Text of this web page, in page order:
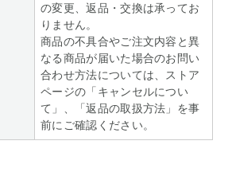
の変更、返品・交換は承ってお
りません。
商品の不具合やご注文内容と異
なる商品が届いた場合のお問い
合わせ方法については、ストア
ページの「キャンセルについ
て」、「返品の取扱方法」を事
前にご確認ください。